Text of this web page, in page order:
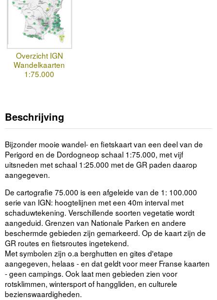
Overzicht IGN
Wandelkaarten
1:75.000
Beschrijving
Bijzonder mooie wandel- en fietskaart van een deel van de
Perigord en de Dordogneop schaal 1:75.000, met vijf
uitsneden met schaal 1:25.000 met de GR paden daarop
aangegeven.
De cartografie 75.000 is een afgeleide van de 1: 100.000
serie van IGN: hoogtelijnen met een 40m interval met
schaduwtekening. Verschillende soorten vegetatie wordt
aangeduid. Grenzen van Nationale Parken en andere
beschermde gebieden zijn gemarkeerd. Op de kaart zijn de
GR routes en fietsroutes ingetekend.
Met symbolen zijn o.a berghutten en gites d'etape
aangegeven, helaas - en dat geldt voor meer Franse kaarten
- geen campings. Ook laat men gebieden zien voor
rotsklimmen, wintersport of hanggliden, en culturele
bezienswaardigheden.